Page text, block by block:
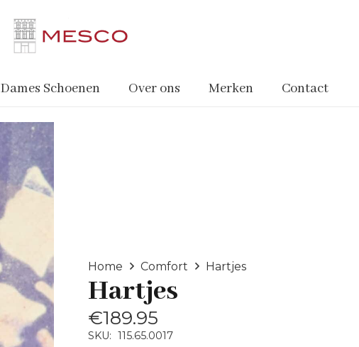
Dames Schoenen Over ons Merken Contact
Home Comfort Hartjes
Hartjes
€189.95
SKU: 115.65.0017